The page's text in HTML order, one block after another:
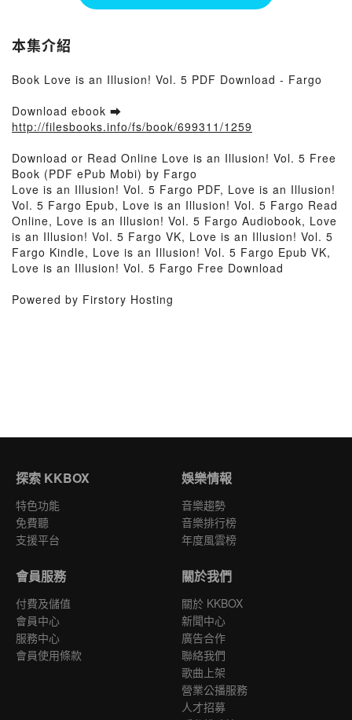
本集介紹
Book Love is an Illusion! Vol. 5 PDF Download - Fargo
Download ebook ➡
http://filesbooks.info/fs/book/699311/1259
Download or Read Online Love is an Illusion! Vol. 5 Free
Book (PDF ePub Mobi) by Fargo
Love is an Illusion! Vol. 5 Fargo PDF, Love is an Illusion!
Vol. 5 Fargo Epub, Love is an Illusion! Vol. 5 Fargo Read
Online, Love is an Illusion! Vol. 5 Fargo Audiobook, Love
is an Illusion! Vol. 5 Fargo VK, Love is an Illusion! Vol. 5
Fargo Kindle, Love is an Illusion! Vol. 5 Fargo Epub VK,
Love is an Illusion! Vol. 5 Fargo Free Download
Powered by Firstory Hosting
探索 KKBOX
特色功能
免費聽
支援平台
娛樂情報
音樂趨勢
音樂排行榜
年度風雲榜
會員服務
付費及儲值
會員中心
服務中心
會員使用條款
關於我們
關於 KKBOX
新聞中心
廣告合作
聯絡我們
歌曲上架
營業公播服務
人才招募